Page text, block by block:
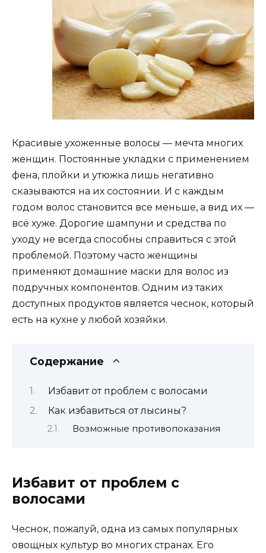
Красивые ухоженные волосы — мечта многих
женщин. Постоянные укладки с применением
фена, плойки и утюжка лишь негативно
сказываются на их состоянии. И с каждым
годом волос становится все меньше, а вид их —
всё хуже. Дорогие шампуни и средства по
уходу не всегда способны справиться с этой
проблемой. Поэтому часто женщины
применяют домашние маски для волос из
подручных компонентов. Одним из таких
доступных продуктов является чеснок, который
есть на кухне у любой хозяйки.
Содержание
Избавит от проблем с волосами
Как избавиться от лысины?
Возможные противопоказания
Избавит от проблем с
волосами
Чеснок, пожалуй, одна из самых популярных
овощных культур во многих странах. Его